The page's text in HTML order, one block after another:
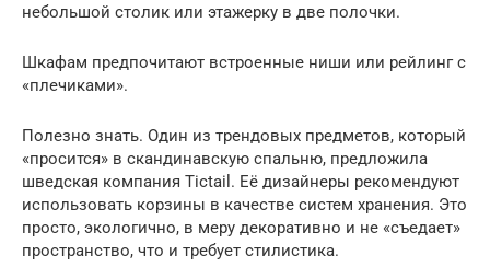
небольшой столик или этажерку в две полочки.
Шкафам предпочитают встроенные ниши или рейлинг с
«плечиками».
Полезно знать. Один из трендовых предметов, который
«просится» в скандинавскую спальню, предложила
шведская компания Tictail. Её дизайнеры рекомендуют
использовать корзины в качестве систем хранения. Это
просто, экологично, в меру декоративно и не «съедает»
пространство, что и требует стилистика.